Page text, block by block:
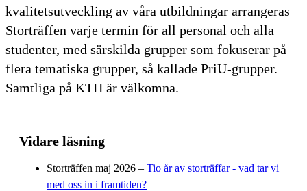
kvalitetsutveckling av våra utbildningar arrangeras
Storträffen varje termin för all personal och alla
studenter, med särskilda grupper som fokuserar på
flera tematiska grupper, så kallade PriU-grupper.
Samtliga på KTH är välkomna.
Vidare läsning
Storträffen maj 2026 – Tio år av storträffar - vad tar vi
med oss in i framtiden?